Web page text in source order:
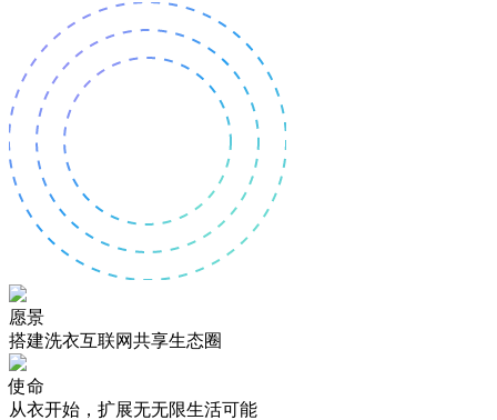
愿景
搭建洗衣互联网共享生态圈
使命
从衣开始，扩展无无限生活可能